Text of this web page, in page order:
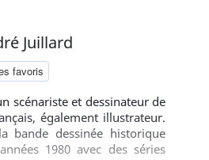
Juillard
favoris
scénariste et dessinateur de
également illustrateur.
bande dessinée historique
1980 avec des séries